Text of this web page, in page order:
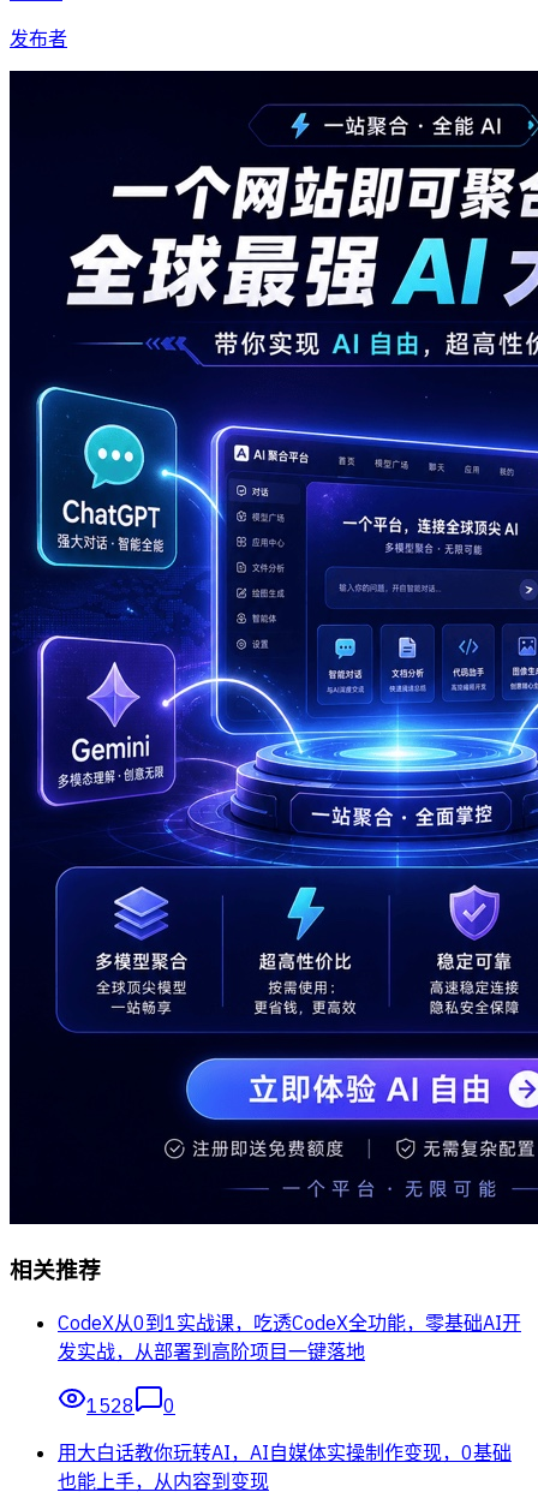
发布者
相关推荐
CodeX从0到1实战课，吃透CodeX全功能，零基础AI开
发实战，从部署到高阶项目一键落地
1528
0
用大白话教你玩转AI，AI自媒体实操制作变现，0基础
也能上手，从内容到变现